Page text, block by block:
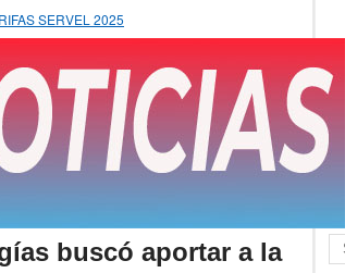
SERVEL 2025
buscó aportar a la